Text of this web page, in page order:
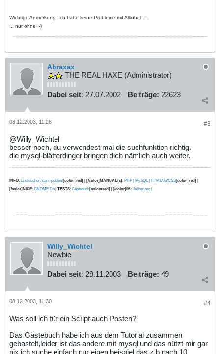
Wichtige Anmerkung: Ich habe keine Probleme mit Alkohol ...
... nur ohne :-)
Abraxax
THE REAL HAXE (Administrator)
Dabei seit: 27.07.2002 Beiträge: 22623
#3
08.12.2003, 11:28
@Willy_Wichtel
besser noch, du verwendest mal die suchfunktion richtig.
die mysql-blätterdinger bringen dich nämlich auch weiter.
INFO: Erst suchen, dann posten![color=red] | [/color]MANUAL(s): PHP | MySQL | HTML/JS/CSS[color=red] |
[/color]NICE: GNOME Do | TESTS: Gästebuch[color=red] | [/color]IM: Jabber.org |
Willy_Wichtel
Newbie
Dabei seit: 29.11.2003 Beiträge: 49
#4
08.12.2003, 11:30
Was soll ich für ein Script auch Posten?
Das Gästebuch habe ich aus dem Tutorial zusammen
gebastelt,leider ist das andere mit mysql und das nützt mir gar
nix ich suche einfach nur einen beispiel das z.b nach 10